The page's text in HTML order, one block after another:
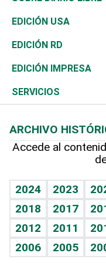
Reportajes
África
Ocenanía
Caribe
Resto del mundo
Vivienda
Telecom.
Global y variable
Economía personal
Buena Vida
Sociales
Novedades
Podcast Arte Libre
Hablando con el
Vida y familia
Eñe
Celebrando la vida
Sin complejos
Ciclismo
Tenis
Olimpismo
Más deportes
Línea de hit
TBT Deportivo
En Directo
Frente al Statu Quo
El Espía
Noticiero Poteleche
Lecturas
Tecnología
Historia
Martes de tecnología
Cambio climático
Economía
Revista
Deportes
Opinión
Hecho en casa
Guía del dinero
EDICIÓN USA
EDICIÓN RD
EDICIÓN IMPRESA
SERVICIOS
Cumpleaños
Horóscopos
Juegos
ARCHIVO
Accede al
2024 2023
2018
2017
2012
2011
2006
2005